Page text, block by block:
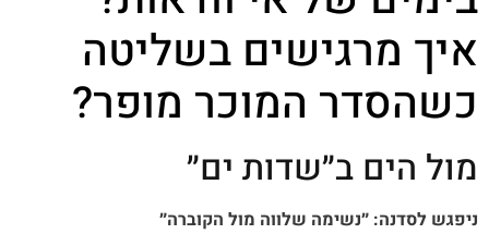
איך מרגישים בשליטה
כשהסדר המוכר מופר?
מול הים ב״שדות ים״
ניפגש לסדנה: ״נשימה שלווה מול הקוברה״